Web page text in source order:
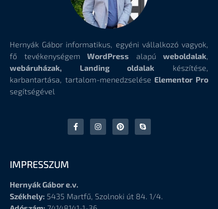
Hernyák Gábor informatikus, egyéni vállalkozó vagyok,
fő tevékenységem WordPress alapú weboldalak,
webáruházak, Landing oldalak készítése,
karbantartása, tartalom-menedzselése Elementor Pro
segítségével
IMPRESSZUM
Hernyák Gábor e.v.
Székhely: 5435 Martfű, Szolnoki út 84. 1/4.